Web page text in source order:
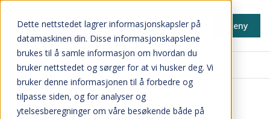
Dette nettstedet lagrer informasjonskapsler på
datamaskinen din. Disse informasjonskapslene
brukes til å samle informasjon om hvordan du
bruker nettstedet og sørger for at vi husker deg. Vi
bruker denne informasjonen til å forbedre og
tilpasse siden, og for analyser og
ytelsesberegninger om våre besøkende både på
Meny
Fundraising